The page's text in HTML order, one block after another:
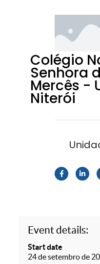
Colégio
Senhora
Mercês -
Niterói
Event details:
Start date
24 de setembro de